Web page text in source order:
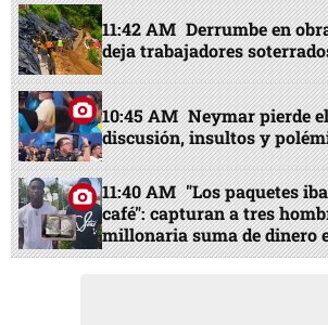
11:42 AM Derrumbe en
deja trabajadores
10:45 AM Neymar pierde
discusión, insultos y
11:40 AM "Los paquetes
café": capturan a tres
millonaria suma de dinero